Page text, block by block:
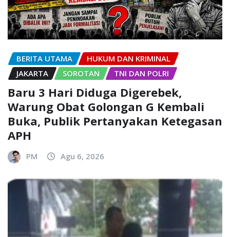
BERITA UTAMA
HUKUM DAN KRIMINAL
JAKARTA
SOROTAN TNI DAN POLRI
Baru 3 Hari Diduga Digerebek,
Warung Obat Golongan G Kembali
Buka, Publik Pertanyakan Ketegasan
APH
PM Agu 6, 2026